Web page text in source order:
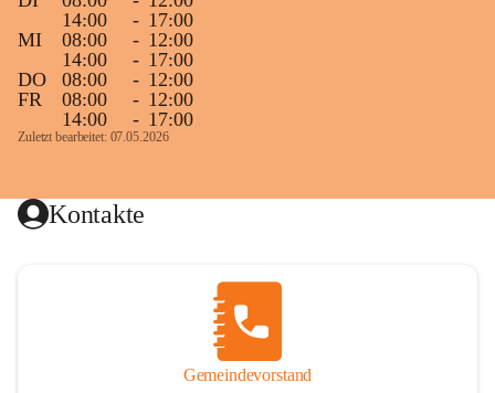
14:00
- 17:00
MI
08:00 - 12:00
14:00
- 17:00
DO
08:00 - 12:00
FR
08:00 - 12:00
14:00
- 17:00
Zuletzt bearbeitet: 07.05.2026
Kontakte
Gemeindevorstand